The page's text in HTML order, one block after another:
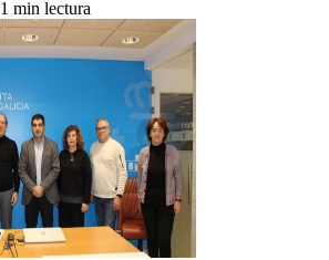
1 min lectura